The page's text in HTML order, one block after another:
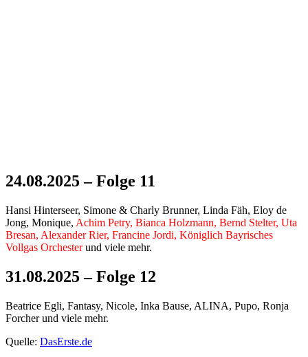
24.08.2025 – Folge 11
Hansi Hinterseer, Simone & Charly Brunner, Linda Fäh, Eloy de
Jong, Monique, Achim Petry, Bianca Holzmann, Bernd Stelter, Uta
Bresan, Alexander Rier, Francine Jordi, Königlich Bayrisches
Vollgas Orchesterund viele mehr.
31.08.2025 – Folge 12
Beatrice Egli, Fantasy, Nicole, Inka Bause, ALINA, Pupo, Ronja
Forcher und viele mehr.
Quelle: DasErste.de